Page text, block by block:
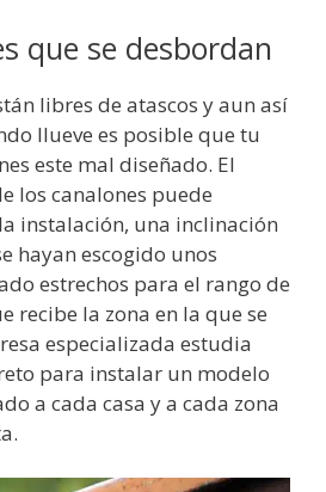
que se desbordan
libres de atascos y aun así
llueve es posible que tu
este mal diseñado. El
los canalones puede
instalación, una inclinación
hayan escogido unos
estrechos para el rango de
recibe la zona en la que se
especializada estudia
para instalar un modelo
a cada casa y a cada zona